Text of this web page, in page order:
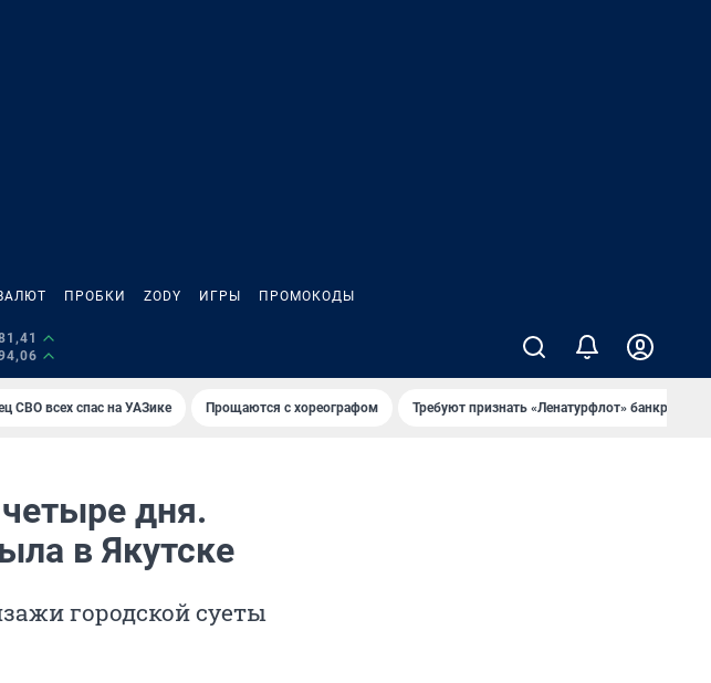
ПРОБКИ ZODY ИГРЫ ПРОМОКОДЫ
СВО всех спас на УАЗике Прощаются с хореографом Требуют признать «Ленатурфлот» банкротом
дня.
в Якутске
городской суеты